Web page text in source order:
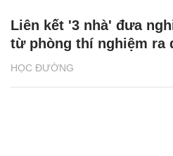
HỌC ĐƯỜNG
Liên kết '3 nhà' đưa
từ phòng thí nghiệm ra